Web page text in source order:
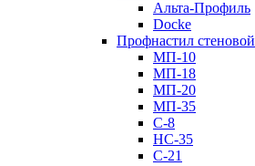
Альта-Профиль
Docke
Профнастил стеновой
МП-10
МП-18
МП-20
МП-35
С-8
НС-35
С-21